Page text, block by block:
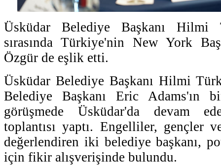
Üsküdar Belediye Başkanı Hilmi
sırasında Türkiye'nin New York
Özgür de eşlik etti.
Üsküdar Belediye Başkanı Hilmi
Belediye Başkanı Eric Adams'ın
görüşmede Üsküdar'da devam
toplantısı yaptı. Engelliler, gençler
değerlendiren iki belediye başkanı,
için fikir alışverişinde bulundu.